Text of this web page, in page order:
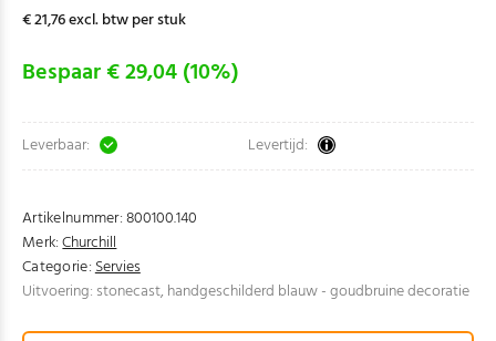
€ 21,76 excl. btw per stuk
Bespaar € 29,04 (10%)
Leverbaar: Levertijd:
Artikelnummer:800100.140
Merk:Churchill
Categorie:Servies
Uitvoering: stonecast, handgeschilderd blauw - goudbruine decoratie